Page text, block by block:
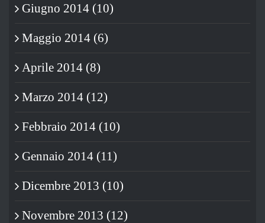
Giugno 2014 (10)
Maggio 2014 (6)
Aprile 2014 (8)
Marzo 2014 (12)
Febbraio 2014 (10)
Gennaio 2014 (11)
Dicembre 2013 (10)
Novembre 2013 (12)